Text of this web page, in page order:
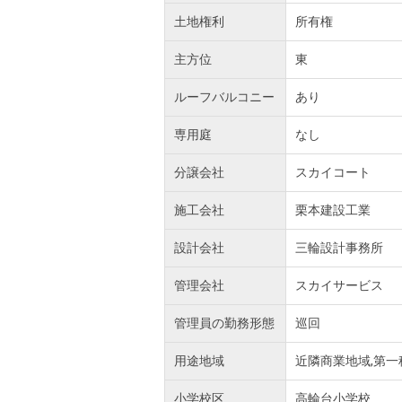
土地権利 所有権
主方位 東
ルーフバルコニー あり
専用庭 なし
分譲会社 スカイコート
施工会社 栗本建設工業
設計会社 三輪設計事務所
管理会社 スカイサービス
管理員の勤務形態 巡回
用途地域 近隣商業地域,第
小学校区 高輪台小学校